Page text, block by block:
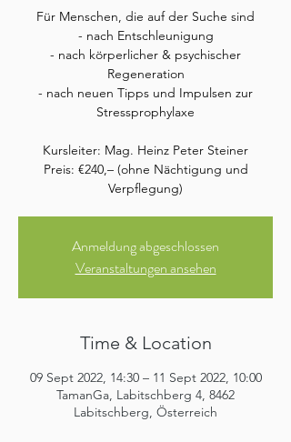
Für Menschen, die auf der Suche sind
- nach Entschleunigung
- nach körperlicher & psychischer
Regeneration
- nach neuen Tipps und Impulsen zur
Stressprophylaxe
Kursleiter: Mag. Heinz Peter Steiner
Preis: €240,– (ohne Nächtigung und
Verpflegung)
Anmeldung abgeschlossen
Veranstaltungen ansehen
Time & Location
09 Sept 2022, 14:30 – 11 Sept 2022, 10:00
TamanGa, Labitschberg 4, 8462
Labitschberg, Österreich